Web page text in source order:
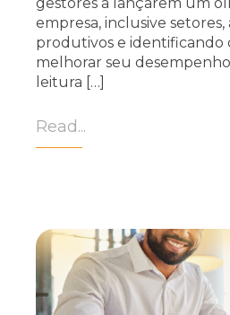
empresa, inclusive setores,
produtivos e identificando
melhorar seu
leitura […]
Read...